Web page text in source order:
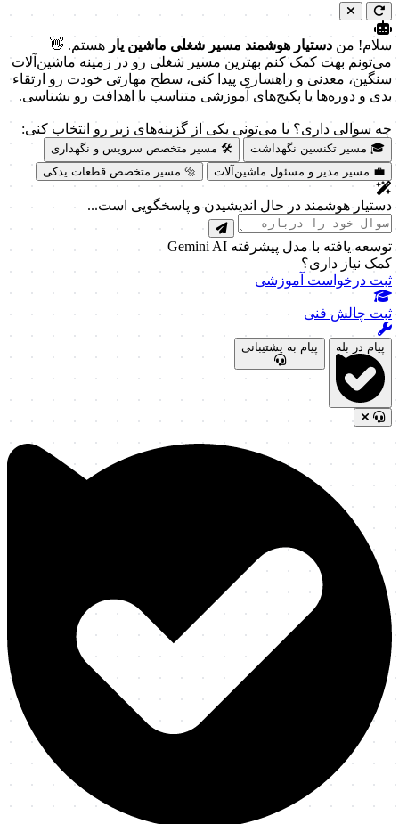
سلام! من دستیار هوشمند مسیر شغلی ماشین یار هستم. 👋
می‌تونم بهت کمک کنم بهترین مسیر شغلی رو در زمینه ماشین‌آلات
سنگین، معدنی و راهسازی پیدا کنی، سطح مهارتی خودت رو ارتقاء
بدی و دوره‌ها یا پکیج‌های آموزشی متناسب با اهدافت رو بشناسی.
چه سوالی داری؟ یا می‌تونی یکی از گزینه‌های زیر رو انتخاب کنی:
🎓 مسیر تکنسین نگهداشت
🛠️ مسیر متخصص سرویس و نگهداری
💼 مسیر مدیر و مسئول ماشین‌آلات
🔩 مسیر متخصص قطعات یدکی
دستیار هوشمند در حال اندیشیدن و پاسخگویی است...
توسعه یافته با مدل پیشرفته Gemini AI
کمک نیاز داری؟
ثبت درخواست آموزشی
ثبت چالش فنی
پیام در بله پیام به پشتیبانی